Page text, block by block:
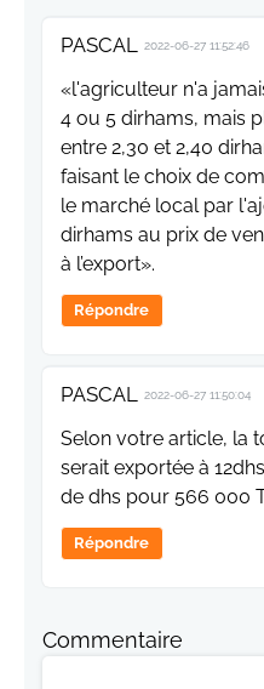
PASCAL 2022-06-27 11:52:46
«l'agriculteur n'a
4 ou 5 dirhams, mais
entre 2,30 et 2,40
faisant le choix de
le marché local par
dirhams au prix de
à l’export».
Répondre
PASCAL 2022-06-27 11:50:04
Selon votre article, la
serait exportée à
de dhs pour 566 000
Répondre
Commentaire